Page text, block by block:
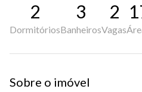
2
Dormitórios
3
Banheiros
2
Vagas
Sobre o imóvel